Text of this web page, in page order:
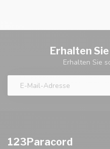
Erhalten
Erhalten Sie
123Paracord